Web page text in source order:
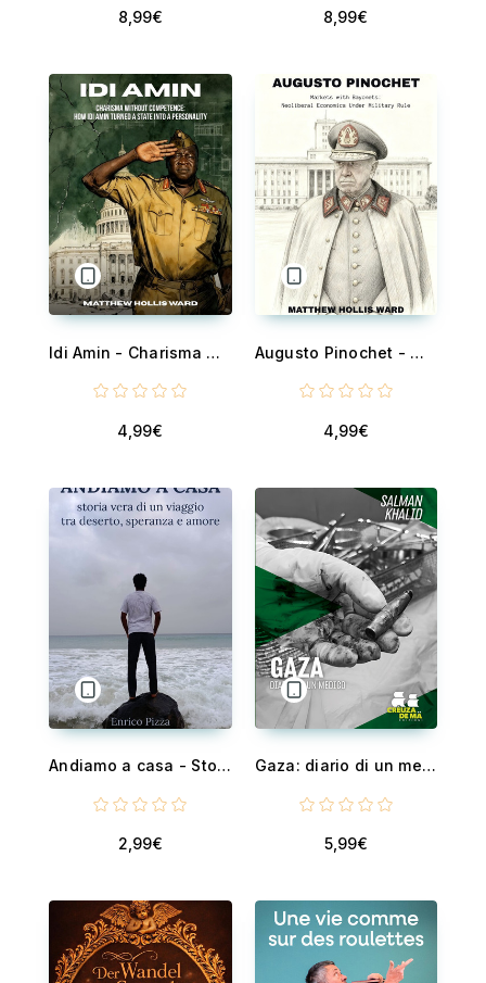
8,99€ 8,99€
Idi Amin - Charisma Without Competence: How Idi Amin Turned a State Into a Personality
4,99€
Augusto Pinochet - Markets with Bayonets: Neoliberal Economics Under Military Rule
4,99€
Andiamo a casa - Storia vera di un viaggio tra deserto, speranza e amore
2,99€
Gaza: diario di un medico
5,99€